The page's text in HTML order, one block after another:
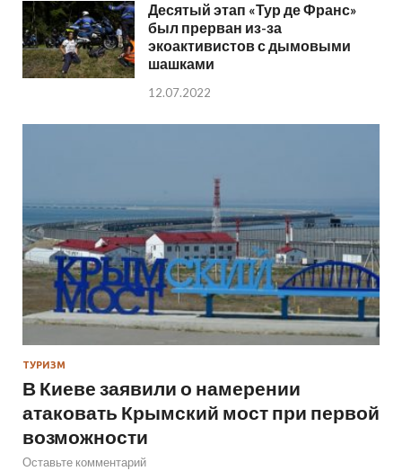
Десятый этап «Тур де Франс»
был прерван из-за
экоактивистов с дымовыми
шашками
12.07.2022
ТУРИЗМ
В Киеве заявили о намерении
атаковать Крымский мост при первой
возможности
Оставьте комментарий